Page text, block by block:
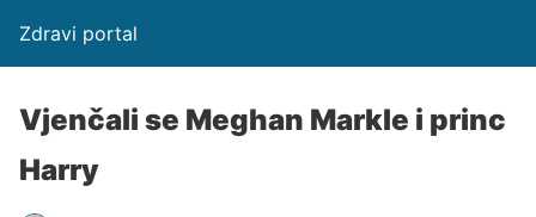
Zdravi portal
Vjenčali se Meghan Markle i princ
Harry